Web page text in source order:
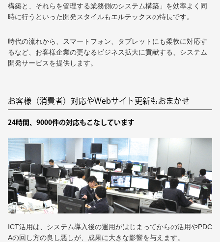
構築と、それらを管理する業務側のシステム構築」を効率よく同
時に行うといった開発スタイルもエルテックスの特長です。
時代の流れから、スマートフォン、タブレットにも柔軟に対応す
るなど、お客様企業の更なるビジネス拡大に貢献する、システム
開発サービスを提供します。
お客様（消費者）対応やWebサイト更新もおまかせ
24時間、9000件の対応もこなしています
ICT活用は、システム導入後の運用がはじまってからの活用やPDC
Aの回し方の良し悪しが、成果に大きな影響を与えます。